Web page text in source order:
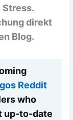
Stress.
direkt
Blog.
Reddit
who
up-to-date